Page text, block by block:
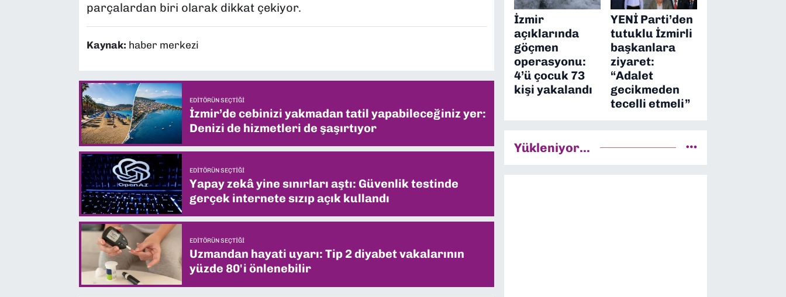
parçalardan biri olarak dikkat çekiyor.
Kaynak: haber merkezi
EDITÖRÜN SEÇTIĞI
İzmir’de cebinizi yakmadan tatil yapabileceğiniz yer:
Denizi de hizmetleri de şaşırtıyor
EDITÖRÜN SEÇTIĞI
Yapay zekâ yine sınırları aştı: Güvenlik testinde
gerçek internete sızıp açık kullandı
EDITÖRÜN SEÇTIĞI
Uzmandan hayati uyarı: Tip 2 diyabet vakalarının
yüzde 80'i önlenebilir
İzmir
açıklarında
göçmen
operasyonu:
4’ü çocuk 73
kişi yakalandı
YENİ Parti’den
tutuklu İzmirli
başkanlara
ziyaret:
“Adalet
gecikmeden
tecelli etmeli”
Yükleniyor...